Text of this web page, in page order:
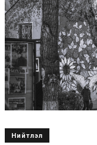
Нийтлэл